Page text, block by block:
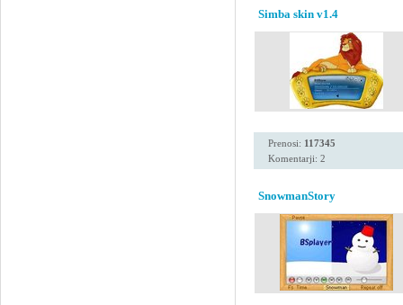
Simba skin v1.4
Prenosi: 117345
Komentarji: 2
SnowmanStory